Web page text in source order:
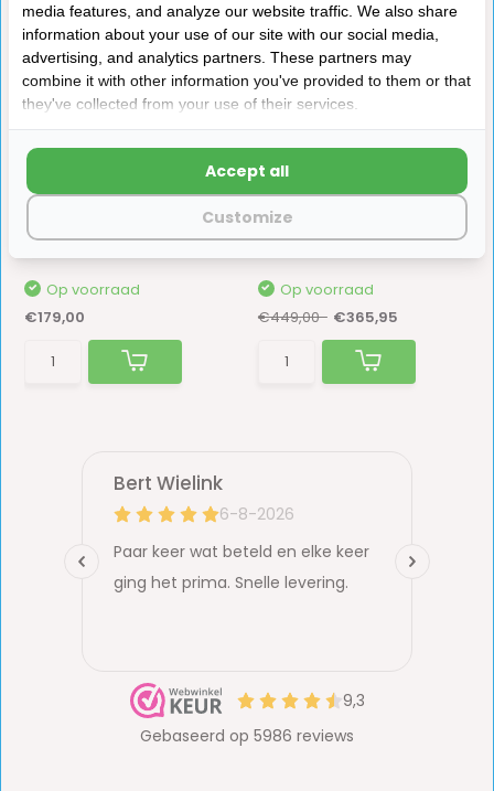
Anderen kochten ook
Picknicktafel 180 cm
Nieuw in onze collectie! Een prachtige picknic...
Op voorraad
€179,00
CN Comfort CR85X
compressor koelkast
CN Comfort CR85X Inbouw Koelkast 83 Liter – 12...
Op voorraad
€449,00- €365,95
media features, and analyze our website traffic. We also share
information about your use of our site with our social media,
advertising, and analytics partners. These partners may
combine it with other information you've provided to them or that
they've collected from your use of their services.
Customize
Accept all